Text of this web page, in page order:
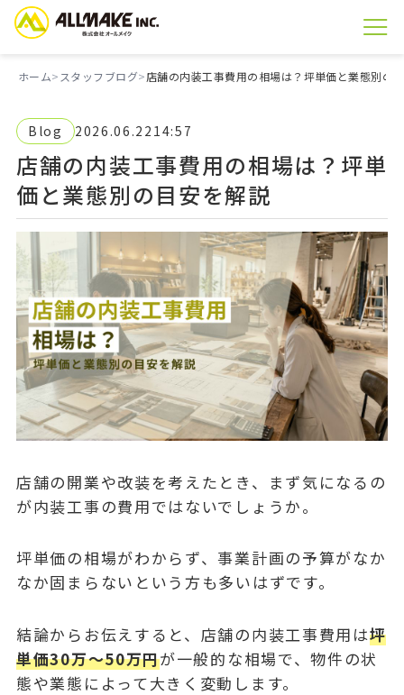
ホーム スタッフブログ 店舗の内装工事費用の相場は？坪単価と業態別の
Blog 2026.06.22 14:57
店舗の内装工事費用の相場は？坪単
価と業態別の目安を解説
店舗の開業や改装を考えたとき、まず気になるの
が内装工事の費用ではないでしょうか。
坪単価の相場がわからず、事業計画の予算がなか
なか固まらないという方も多いはずです。
結論からお伝えすると、店舗の内装工事費用は坪
単価30万〜50万円が一般的な相場で、物件の状
態や業態によって大きく変動します。